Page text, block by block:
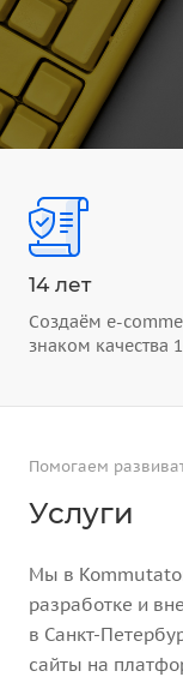
14 лет
Создаём e-
знаком качества
Помогаем
Услуги
Мы в
разработке и
в Санкт-
сайты на